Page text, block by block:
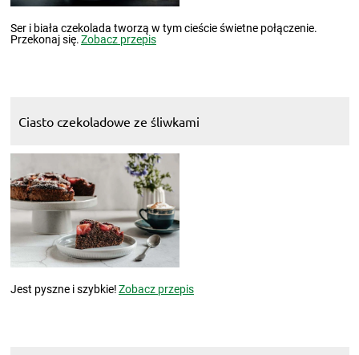
Ser i biała czekolada tworzą w tym cieście świetne połączenie.
Przekonaj się.Zobacz przepis
Ciasto czekoladowe ze śliwkami
Jest pyszne i szybkie!Zobacz przepis